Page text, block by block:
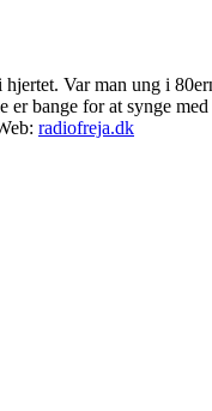
Var man ung i
bange for at synge med
radiofreja.dk